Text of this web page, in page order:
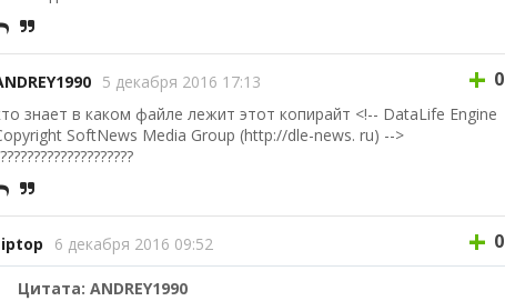
5 декабря 2016 17:13 + 0
знает в каком файле лежит этот копирайт <!-- DataLife Engine
SoftNews Media Group (http://dle-news. ru) -->
6 декабря 2016 09:52 + 0
Цитата: ANDREY1990